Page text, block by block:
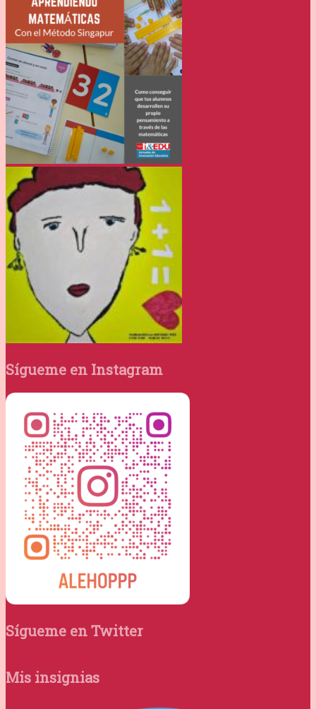
Sígueme en Instagram
Sígueme en Twitter
Mis insignias